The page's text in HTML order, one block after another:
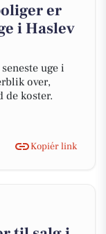
er
i Haslev
uge i
over,
de koster.
Kopiér link